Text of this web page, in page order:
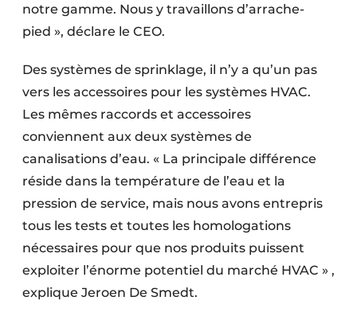
notre gamme. Nous y travaillons d’arrache-
pied », déclare le CEO.
Des systèmes de sprinklage, il n’y a qu’un pas
vers les accessoires pour les systèmes HVAC.
Les mêmes raccords et accessoires
conviennent aux deux systèmes de
canalisations d’eau. « La principale différence
réside dans la température de l’eau et la
pression de service, mais nous avons entrepris
tous les tests et toutes les homologations
nécessaires pour que nos produits puissent
exploiter l’énorme potentiel du marché HVAC » ,
explique Jeroen De Smedt.